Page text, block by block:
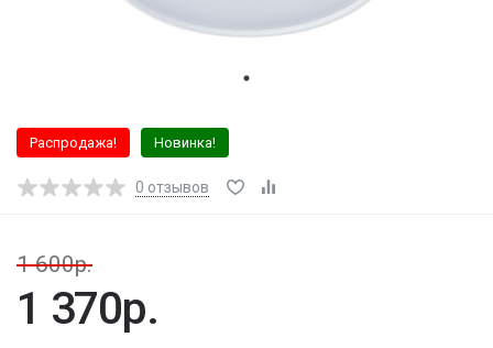
Распродажа! Новинка!
0 отзывов
1 600р.
1 370р.